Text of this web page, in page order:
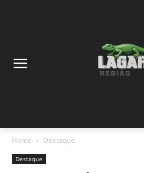
Home Destaque
Destaque